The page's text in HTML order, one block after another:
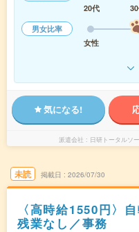
20代
男女比率
女性
気になる!
派遣会社 日研トータルソ
未読 掲載日 2026/07/30
〈高時給1550円〉
残業なし／事務